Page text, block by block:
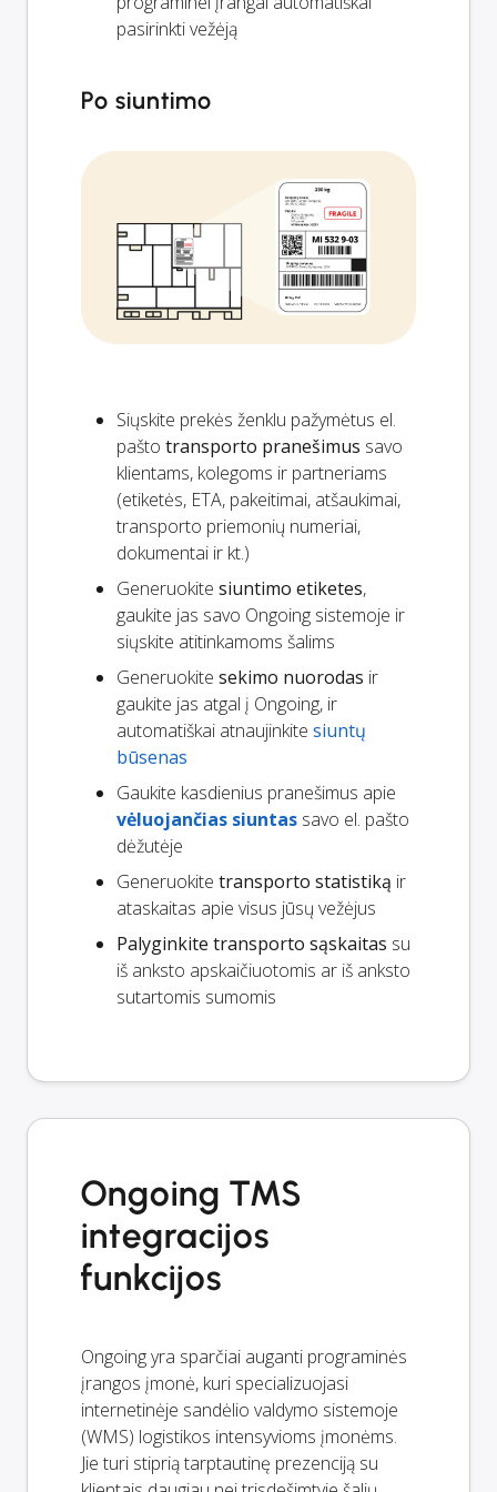
pasirinkti vežėją
Po siuntimo
Siųskite prekės ženklu pažymėtus el.
pašto transporto pranešimus savo
klientams, kolegoms ir partneriams
(etiketės, ETA, pakeitimai, atšaukimai,
transporto priemonių numeriai,
dokumentai ir kt.)
Generuokite siuntimo etiketes,
gaukite jas savo Ongoing sistemoje ir
siųskite atitinkamoms šalims
Generuokite sekimo nuorodas ir
gaukite jas atgal į Ongoing, ir
automatiškai atnaujinkite siuntų
būsenas
Gaukite kasdienius pranešimus apie
vėluojančias siuntas savo el. pašto
dėžutėje
Generuokite transporto statistiką ir
ataskaitas apie visus jūsų vežėjus
Palyginkite transporto sąskaitas su
iš anksto apskaičiuotomis ar iš anksto
sutartomis sumomis
Ongoing TMS
integracijos
funkcijos
Ongoing yra sparčiai auganti programinės
įrangos įmonė, kuri specializuojasi
internetinėje sandėlio valdymo sistemoje
(WMS) logistikos intensyvioms įmonėms.
Jie turi stiprią tarptautinę prezenciją su